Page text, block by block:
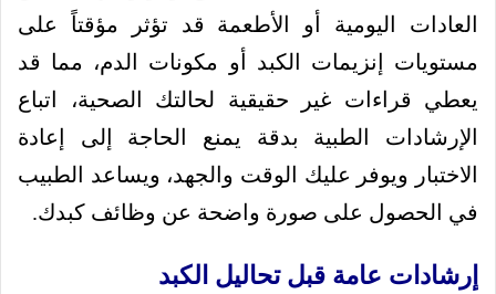
العادات اليومية أو الأطعمة قد تؤثر مؤقتاً على
مستويات إنزيمات الكبد أو مكونات الدم، مما قد
يعطي قراءات غير حقيقية لحالتك الصحية، اتباع
الإرشادات الطبية بدقة يمنع الحاجة إلى إعادة
الاختبار ويوفر عليك الوقت والجهد، ويساعد الطبيب
في الحصول على صورة واضحة عن وظائف كبدك.
إرشادات عامة قبل تحاليل الكبد